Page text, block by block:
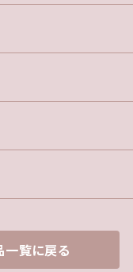
一覧に戻る